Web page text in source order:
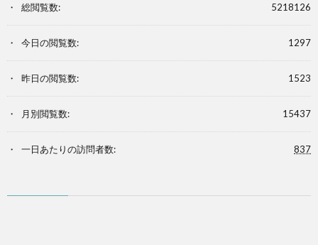
5218126
総閲覧数:
1297
今日の閲覧数:
1523
昨日の閲覧数:
15437
月別閲覧数:
837
一日あたりの訪問者数: